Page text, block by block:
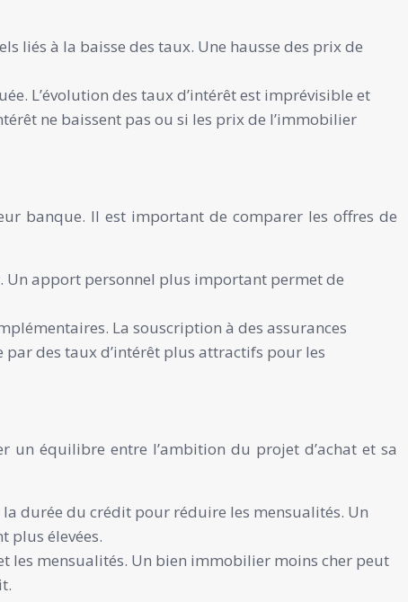
liés à la baisse des taux. Une hausse des prix de
L’évolution des taux d’intérêt est imprévisible et
ne baissent pas ou si les prix de l’immobilier
banque. Il est important de comparer les offres de
Un apport personnel plus important permet de
La souscription à des assurances
des taux d’intérêt plus attractifs pour les
un équilibre entre l’ambition du projet d’achat et sa
durée du crédit pour réduire les mensualités. Un
plus élevées.
les mensualités. Un bien immobilier moins cher peut